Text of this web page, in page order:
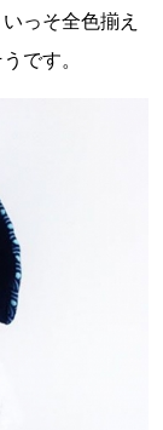
っそ全色揃え
です。